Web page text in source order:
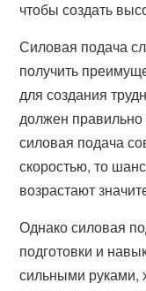
чтобы создать
Силовая подача
получить
для создания
должен
силовая подача
скоростью, то
возрастают
Однако силовая
подготовки и
сильными руками,